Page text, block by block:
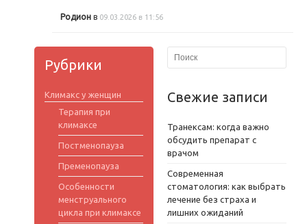
Родион в 09.03.2026 в 11:56
Рубрики
Климакс у женщин
Терапия при
климаксе
Постменопауза
Пременопауза
Особенности
менструального
цикла при климаксе
Свежие записи
Транексам: когда важно
обсудить препарат с
врачом
Современная
стоматология: как выбрать
лечение без страха и
лишних ожиданий